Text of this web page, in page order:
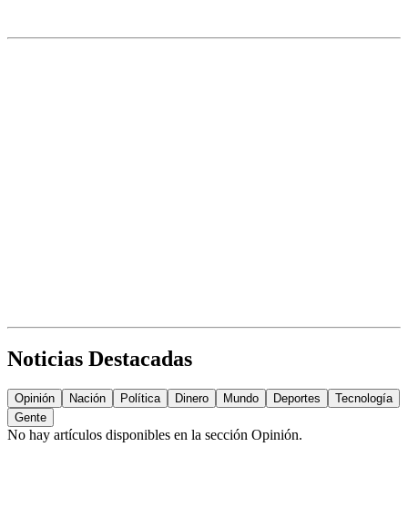
Noticias Destacadas
Opinión Nación Política Dinero Mundo Deportes
Tecnología
Gente
No hay artículos disponibles en la sección Opinión.